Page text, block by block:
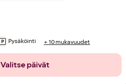
Pysäköinti + 10 mukavuudet
Valitse päivät